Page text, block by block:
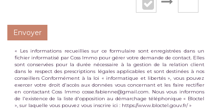
Envoyer
« Les informations recueillies sur ce formulaire sont enregistrées dans un
fichier informatisé par Coss Immo pour gérer votre demande de contact. Elles
sont conservées pour la durée nécessaire à la gestion de la relation client
dans le respect des prescriptions légales applicables et sont destinées à nos
conseillers Conformément à la loi « informatique et libertés », vous pouvez
exercer votre droit d'accès aux données vous concernant et les faire rectifier
en contactant Coss Immo cosse.fabienne@gmail.com. Nous vous informons
de l'existence de la liste d'opposition au démarchage téléphonique « Bloctel
», sur laquelle vous pouvez vous inscrire ici : https://www.bloctel.gouv.fr/»